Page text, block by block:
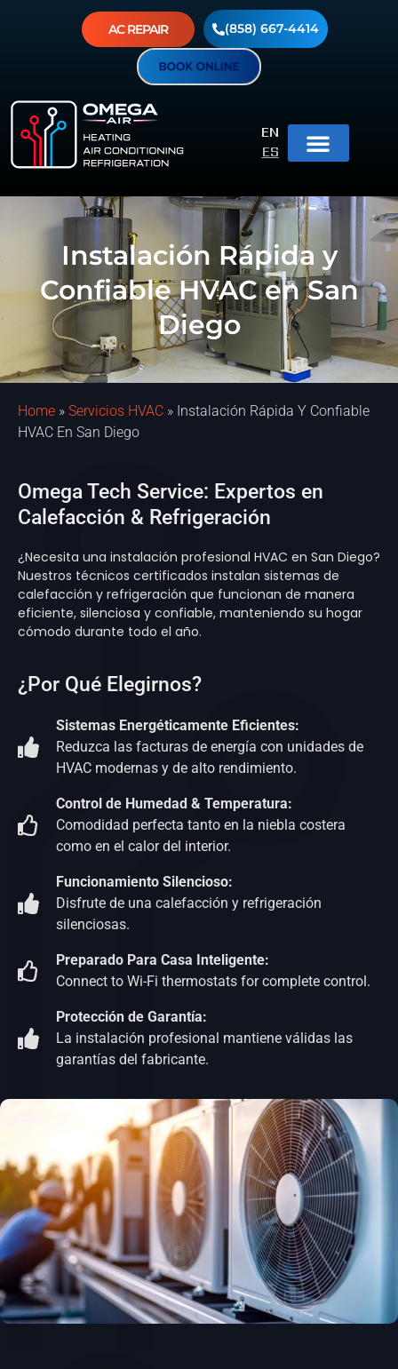
AC REPAIR (858) 667-4414
EN
ES
Instalación Rápida y
Confiable HVAC en San
Diego
Home » Servicios HVAC » Instalación Rápida Y Confiable
HVAC En San Diego
Omega Tech Service: Expertos en
Calefacción & Refrigeración
¿Necesita una instalación profesional HVAC en San Diego?
Nuestros técnicos certificados instalan sistemas de
calefacción y refrigeración que funcionan de manera
eficiente, silenciosa y confiable, manteniendo su hogar
cómodo durante todo el año.
¿Por Qué Elegirnos?
Sistemas Energéticamente Eficientes:
Reduzca las facturas de energía con unidades de
HVAC modernas y de alto rendimiento.
Control de Humedad & Temperatura:
Comodidad perfecta tanto en la niebla costera
como en el calor del interior.
Funcionamiento Silencioso:
Disfrute de una calefacción y refrigeración
silenciosas.
Preparado Para Casa Inteligente:
Connect to Wi-Fi thermostats for complete control.
Protección de Garantía:
La instalación profesional mantiene válidas las
garantías del fabricante.